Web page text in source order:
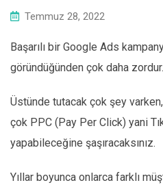
Temmuz 28, 2022
Başarılı bir Google Ads
göründüğünden çok daha zordur.
Üstünde tutacak çok şey
çok PPC (Pay Per Click) yani
yapabileceğine şaşıracaksınız.
Yıllar boyunca onlarca farklı